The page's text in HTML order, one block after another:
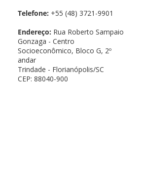
Telefone: +55 (48) 3721-9901
Endereço: Rua Roberto Sampaio
Gonzaga - Centro
Socioeconômico, Bloco G, 2º
andar
Trindade - Florianópolis/SC
CEP: 88040-900